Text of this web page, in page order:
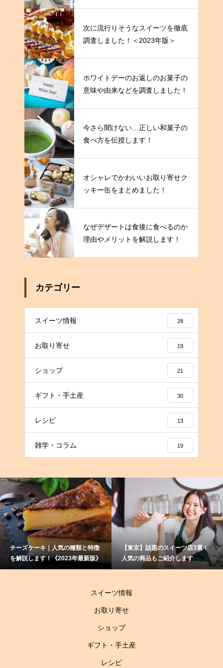
次に流行りそうなスイーツを徹底
調査しました！＜2023年版＞
ホワイトデーのお返しのお菓子の
意味や由来などを調査しました！
今さら聞けない…正しい和菓子の
食べ方を伝授します！
オシャレでかわいいお取り寄せク
ッキー缶をまとめました！
なぜデザートは食後に食べるのか
理由やメリットを解説します！
カテゴリー
スイーツ情報 28
お取り寄せ 19
ショップ 21
ギフト・手土産 30
レシピ 13
雑学・コラム 19
ーキ｜人気の種類と特徴
ます！《2023年最新版》
【東京】話題のスイーツ店3選！
人気の商品もご紹介します
赤ワイ
て？大
伝授！
スイーツ情報
お取り寄せ
ショップ
ギフト・手土産
レシピ